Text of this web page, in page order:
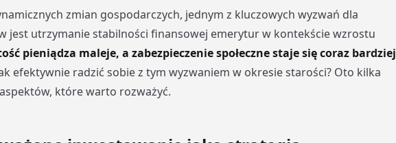
zmian gospodarczych, jednym z kluczowych wyzwań dla
jest utrzymanie stabilności finansowej emerytur w kontekście wzrostu
pieniądza maleje, a zabezpieczenie społeczne staje się coraz bardziej
efektywnie radzić sobie z tym wyzwaniem w okresie starości? Oto kilka
które warto rozważyć.